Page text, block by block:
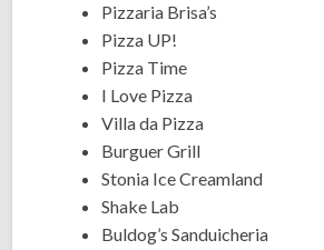
Pizzaria Brisa’s
Pizza UP!
Pizza Time
I Love Pizza
Villa da Pizza
Burguer Grill
Stonia Ice Creamland
Shake Lab
Buldog’s Sanduicheria